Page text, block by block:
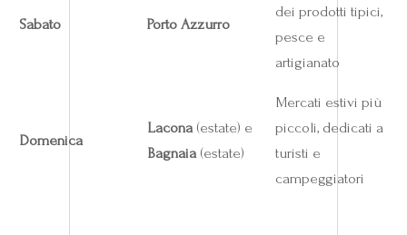
Sabato Porto Azzurro
dei prodotti tipici,
pesce e
artigianato
Domenica
Lacona(estate) e
Bagnaia(estate)
Mercati estivi più
piccoli, dedicati a
turisti e
campeggiatori